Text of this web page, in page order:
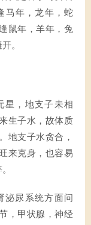
马年，龙年，蛇
鼠年，羊年，兔
。
星，地支子未相
生子水，故体质
地支子水贪合，
来克身，也容易
泌尿系统方面问
，甲状腺，神经